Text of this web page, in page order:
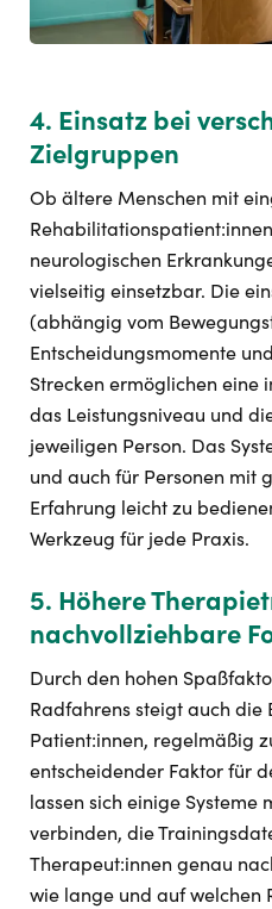
4. Einsatz bei
Zielgruppen
Ob ältere Menschen mit
neurologischen
vielseitig einsetzbar. Die
(abhängig vom
Entscheidungsmomente
Strecken ermöglichen eine
das Leistungsniveau und
jeweiligen Person. Das
und auch für Personen mit
Erfahrung leicht zu
Werkzeug für jede Praxis.
5. Höhere
nachvollziehbare
Durch den hohen
Radfahrens steigt auch die
Patient:innen, regelmäßig
entscheidender Faktor für
lassen sich einige Systeme
verbinden, die
Therapeut:innen genau
wie lange und auf welchen